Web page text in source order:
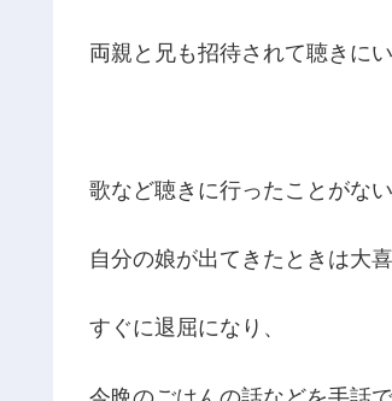
両親と兄も招待されて聴きにい
歌など聴きに行ったことがない
自分の娘が出てきたときは大喜
すぐに退屈になり、